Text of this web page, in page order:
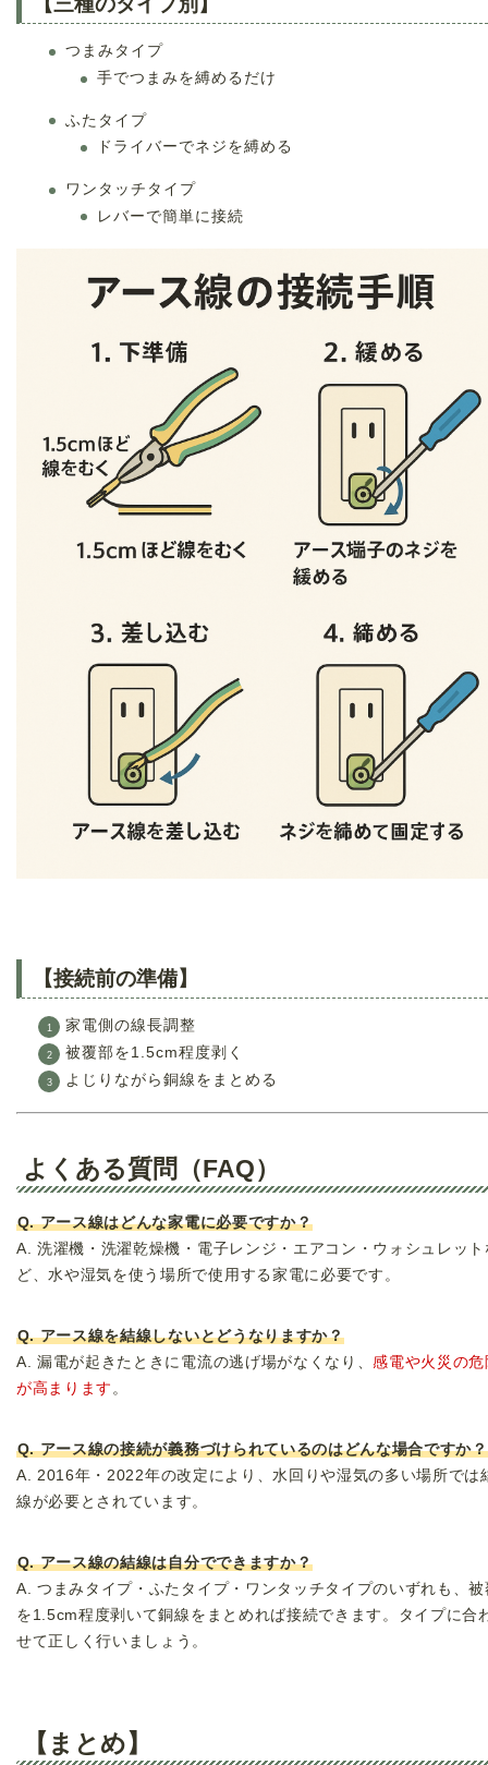
つまみタイプ
手でつまみを縛めるだけ
ふたタイプ
ドライバーでネジを縛める
ワンタッチタイプ
レバーで簡単に接続
【接続前の準備】
家電側の線長調整
被覆部を1.5cm程度剥く
よじりながら銅線をまとめる
よくある質問（FAQ）
Q. アース線はどんな家電に必要ですか？
A. 洗濯機・洗濯乾燥機・電子レンジ・エアコン・ウォシュレット
ど、水や湿気を使う場所で使用する家電に必要です。
Q. アース線を結線しないとどうなりますか？
A. 漏電が起きたときに電流の逃げ場がなくなり、感電や火災の危
が高まります 。
Q. アース線の接続が義務づけられているのはどんな場合ですか？
A. 2016年・2022年の改定により、水回りや湿気の多い場所では
線が必要とされています。
Q. アース線の結線は自分でできますか？
A. つまみタイプ・ふたタイプ・ワンタッチタイプのいずれも、被
を1.5cm程度剥いて銅線をまとめれば接続できます。タイプに合
せて正しく行いましょう。
【まとめ】